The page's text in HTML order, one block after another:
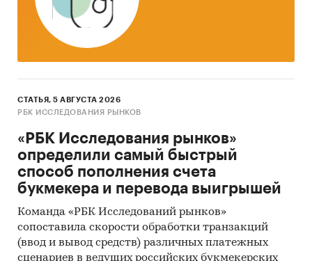
минимальным приростом за аналогичный
период предыдущего года
Динамика цены в актуальном месяце по
Темпы прироста цены в актуальном месяце
аналогичному периоду предыдущего года
по федеральным округам, 2017-2025
Динамика средней цены по кварталам 2024-
2025 в разрезе федеральных округов
Динамика цены по месяцам 2025 года в
СТАТЬЯ, 5 АВГУСТА 2026
РБК ИССЛЕДОВАНИЯ РЫНКОВ
«РБК Исследования рынков»
определили самый быстрый
способ пополнения счета
букмекера и перевода выигрышей
Команда «РБК Исследований рынков»
сопоставила скорости обработки транзакций
(ввод и вывод средств) различных платежных
сценариев в ведущих российских букмекерских